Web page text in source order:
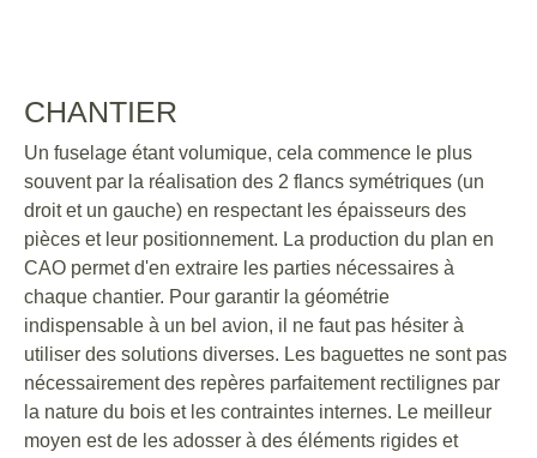
CHANTIER
Un fuselage étant volumique, cela commence le plus
souvent par la réalisation des 2 flancs symétriques (un
droit et un gauche) en respectant les épaisseurs des
pièces et leur positionnement. La production du plan en
CAO permet d'en extraire les parties nécessaires à
chaque chantier. Pour garantir la géométrie
indispensable à un bel avion, il ne faut pas hésiter à
utiliser des solutions diverses. Les baguettes ne sont pas
nécessairement des repères parfaitement rectilignes par
la nature du bois et les contraintes internes. Le meilleur
moyen est de les adosser à des éléments rigides et